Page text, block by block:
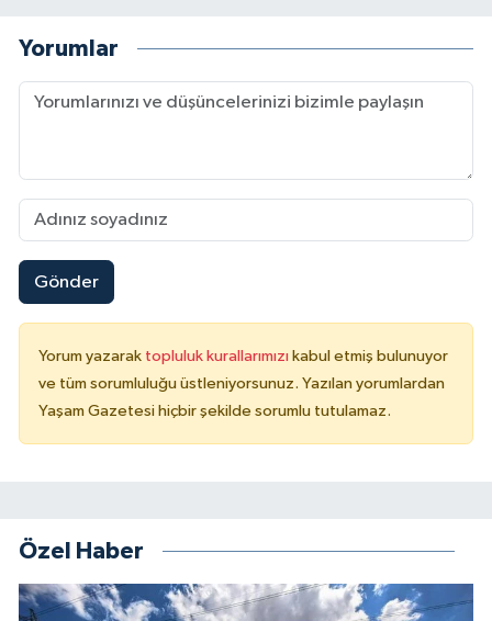
Yorumlar
Gönder
Yorum yazarak topluluk kurallarımızı kabul etmiş bulunuyor
ve tüm sorumluluğu üstleniyorsunuz. Yazılan yorumlardan
Yaşam Gazetesi hiçbir şekilde sorumlu tutulamaz.
Özel Haber